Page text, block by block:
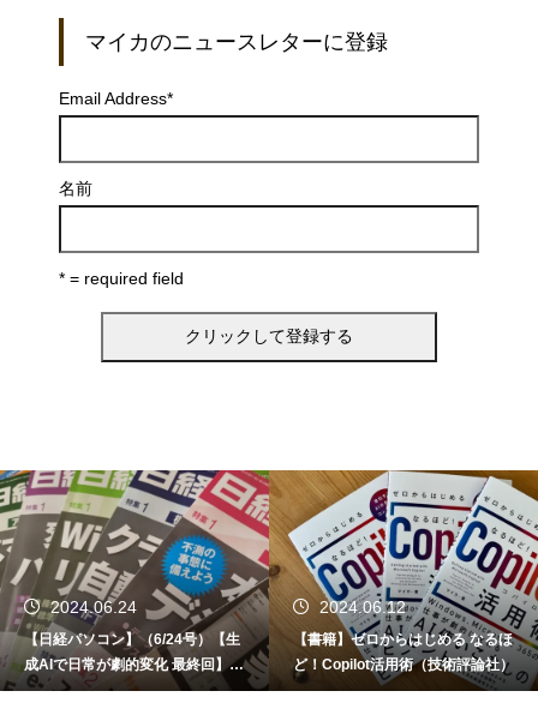
マイカのニュースレターに登録
Email Address*
名前
* = required field
2024.06.24
【日経パソコン】（6/24号）【生
成AIで日常が劇的変化 最終回】 A
I時代のアプリケーション／サービ
2024.06.12
【書籍】ゼロからはじめる なるほ
ど！Copilot活用術（技術評論社）